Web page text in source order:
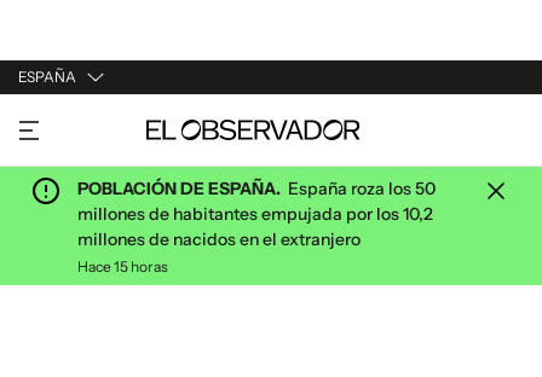
ESPAÑA
URUGUAY
ARGENTINA
ESPAÑA
ESTADOS UNIDOS
POBLACIÓN DE ESPAÑA. España roza los 50
millones de habitantes empujada por los 10,2
millones de nacidos en el extranjero
Hace 15 horas